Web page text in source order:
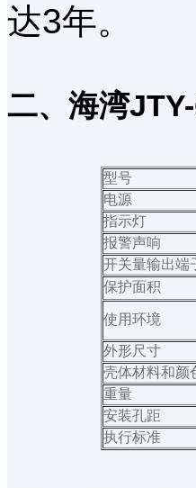
达3年。
二、海湾
型号
电源
指示灯
报警声响
开关量输出端
保护面积
使用环境
外形尺寸
壳体材料和颜
重量
安装孔距
执行标准